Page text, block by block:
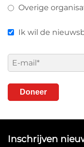
Overige
Ik wil de
E-
mail *
Doneer
Inschrijven